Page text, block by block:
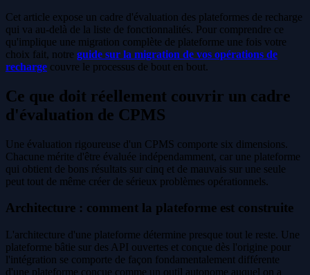
Cet article expose un cadre d'évaluation des plateformes de recharge
qui va au-delà de la liste de fonctionnalités. Pour comprendre ce
qu'implique une migration complète de plateforme une fois votre
choix fait, notre guide sur la migration de vos opérations de
recharge couvre le processus de bout en bout.
Ce que doit réellement couvrir un cadre
d'évaluation de CPMS
Une évaluation rigoureuse d'un CPMS comporte six dimensions.
Chacune mérite d'être évaluée indépendamment, car une plateforme
qui obtient de bons résultats sur cinq et de mauvais sur une seule
peut tout de même créer de sérieux problèmes opérationnels.
Architecture : comment la plateforme est construite
L'architecture d'une plateforme détermine presque tout le reste. Une
plateforme bâtie sur des API ouvertes et conçue dès l'origine pour
l'intégration se comporte de façon fondamentalement différente
d'une plateforme conçue comme un outil autonome auquel on a